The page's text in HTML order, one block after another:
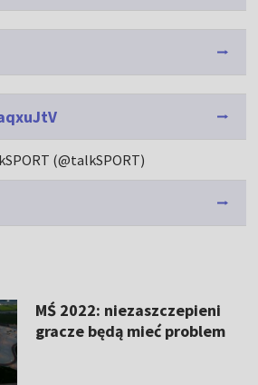
(@talkSPORT)
MŚ 2022: niezaszczepieni
gracze będą mieć problem